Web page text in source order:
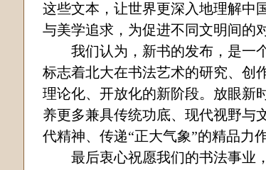
这些文本，让世界更深入地理解中
与美学追求，为促进不同文明间的
我们认为，新书的发布，是一
标志着北大在书法艺术的研究、创
理论化、开放化的新阶段。放眼新
养更多兼具传统功底、现代视野与
代精神、传递“正大气象”的精品力
最后衷心祝愿我们的书法事业